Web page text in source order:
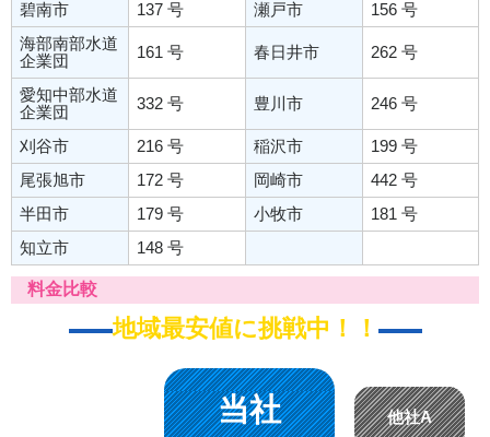
碧南市
137 号 瀬戸市
156 号
海部南部水道
企業団
161 号 春日井市 262 号
愛知中部水道
企業団
332 号 豊川市 246 号
刈谷市 216 号 稲沢市
199 号
尾張旭市
172 号 岡崎市
442 号
半田市
179 号 小牧市
181 号
知立市
148 号
料金比較
地域最安値に挑戦中！！
当社 他社A